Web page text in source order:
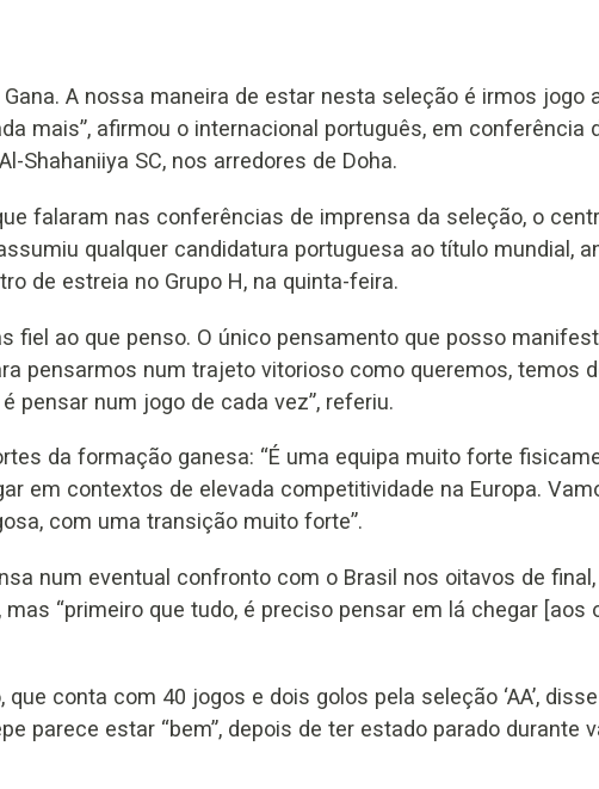
A nossa maneira de estar nesta seleção é irmos jogo
mais”, afirmou o internacional português, em conferência
Shahaniiya SC, nos arredores de Doha.
falaram nas conferências de imprensa da seleção, o
qualquer candidatura portuguesa ao título mundial,
de estreia no Grupo H, na quinta-feira.
fiel ao que penso. O único pensamento que posso
pensarmos num trajeto vitorioso como queremos, temos
pensar num jogo de cada vez”, referiu.
da formação ganesa: “É uma equipa muito forte
em contextos de elevada competitividade na Europa.
com uma transição muito forte”.
num eventual confronto com o Brasil nos oitavos de final,
mas “primeiro que tudo, é preciso pensar em lá chegar [aos
conta com 40 jogos e dois golos pela seleção ‘AA’,
parece estar “bem”, depois de ter estado parado durante